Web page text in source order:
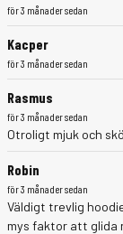
för 3 månader sedan
Kacper
för 3 månader sedan
Rasmus
för 3 månader sedan
Otroligt mjuk och
Robin
för 3 månader sedan
Väldigt trevlig
mys faktor att glida